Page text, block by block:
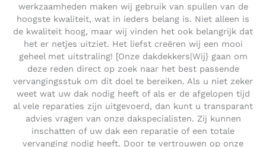
werkzaamheden maken wij gebruik van spullen van de
hoogste kwaliteit, wat in ieders belang is. Niet alleen is
de kwaliteit hoog, maar wij vinden het ook belangrijk dat
het er netjes uitziet. Het liefst creëren wij een mooi
geheel met uitstraling! [Onze dakdekkers|Wij} gaan om
deze reden direct op zoek naar het best passende
vervangingsstuk om dit doel te bereiken. Als u niet zeker
weet wat uw dak nodig heeft of als er de afgelopen tijd
al vele reparaties zijn uitgevoerd, dan kunt u transparant
advies vragen van onze dakspecialisten. Zij kunnen
inschatten of uw dak een reparatie of een totale
vervanging nodig heeft. Door te vertrouwen op onze